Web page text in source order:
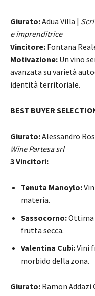
Giurato:Adua Villa |
e imprenditrice
Vincitore: Fontana
Motivazione: Un vino
avanzata su varietà
identità territoriale.
BEST BUYER
Giurato:Alessandro
Wine Partesa srl
3 Vincitori:
Tenuta Manoylo:
materia.
Sassocorno:Ottima
frutta secca.
Valentina Cubi:Vini
morbido della zona.
Giurato: Ramon Addazi